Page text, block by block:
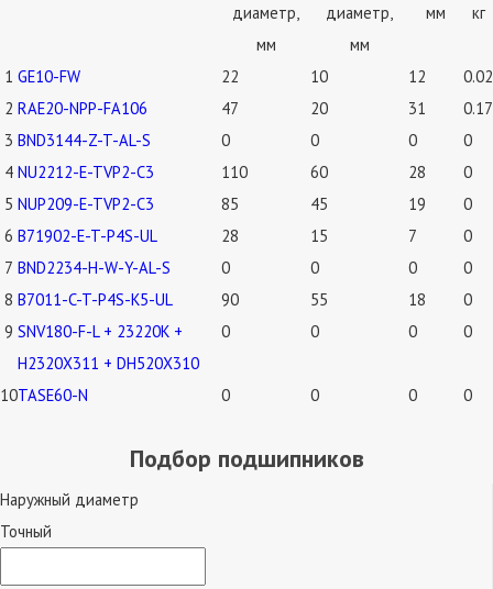
диаметр,
мм
диаметр,
мм
мм
кг
1 GE10-FW 22 10 12
0.02
2 RAE20-NPP-FA106 47 20 31
0.17
3 BND3144-Z-T-AL-S 0 0 0
0
4 NU2212-E-TVP2-C3 110 60 28
0
5 NUP209-E-TVP2-C3 85 45 19
0
6 B71902-E-T-P4S-UL 28 15 7
0
7 BND2234-H-W-Y-AL-S 0 0 0
0
8 B7011-C-T-P4S-K5-UL 90 55 18
0
9 SNV180-F-L + 23220K +
H2320X311 + DH520X310
0 0 0 0
10TASE60-N 0 0 0 0
Подбор подшипников
Наружный диаметр
Точный